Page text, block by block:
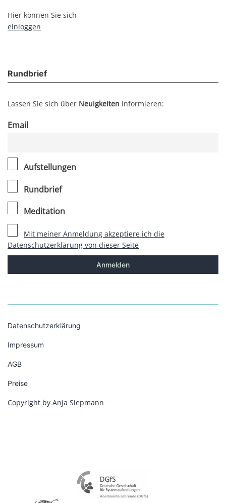
Hier können Sie sich
einloggen
Rundbrief
Lassen Sie sich über Neuigkeiten informieren:
Email
Aufstellungen
Rundbrief
Meditation
Mit meiner Anmeldung akzeptiere ich die
Datenschutzerklärung von dieser Seite
Copyright by Anja Siepmann
Datenschutzerklärung
Impressum
AGB
Preise